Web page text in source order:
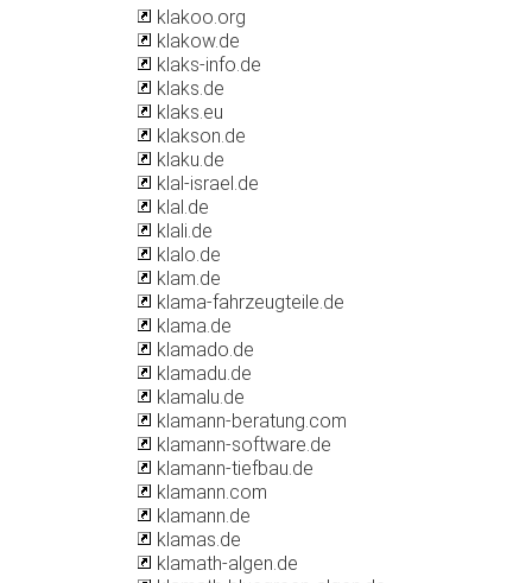
klakoo.org
klakow.de
klaks-info.de
klaks.de
klaks.eu
klakson.de
klaku.de
klal-israel.de
klal.de
klali.de
klalo.de
klam.de
klama-fahrzeugteile.de
klama.de
klamado.de
klamadu.de
klamalu.de
klamann-beratung.com
klamann-software.de
klamann-tiefbau.de
klamann.com
klamann.de
klamas.de
klamath-algen.de